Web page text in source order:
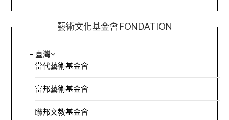
藝術文化基金會 FONDATION
– 臺灣
當代藝術基金會
富邦藝術基金會
聯邦文教基金會